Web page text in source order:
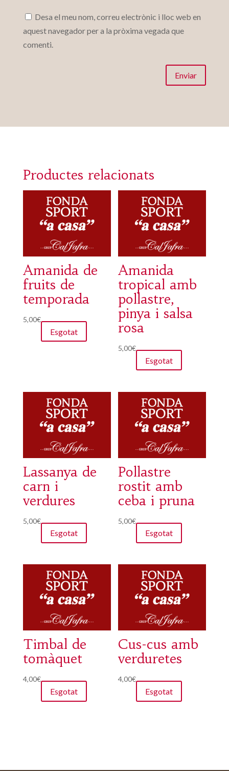
Desa el meu nom, correu electrònic i lloc web en
aquest navegador per a la pròxima vegada que
comenti.
Enviar
Productes relacionats
Amanida de
fruits de
temporada
5,00€
Esgotat
Amanida
tropical amb
pollastre,
pinya i salsa
rosa
5,00€
Esgotat
Lassanya de
carn i
verdures
5,00€
Esgotat
Pollastre
rostit amb
ceba i pruna
5,00€
Esgotat
Timbal de
tomàquet
4,00€
Esgotat
Cus-cus amb
verduretes
4,00€
Esgotat